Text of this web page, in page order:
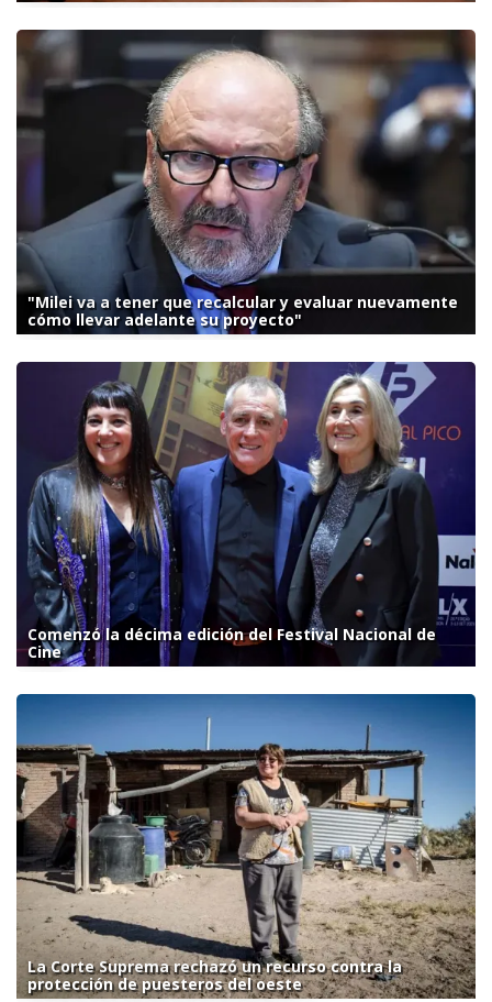
"Milei va a tener que recalcular y evaluar nuevamente
cómo llevar adelante su proyecto"
Comenzó la décima edición del Festival Nacional de
Cine
La Corte Suprema rechazó un recurso contra la
protección de puesteros del oeste